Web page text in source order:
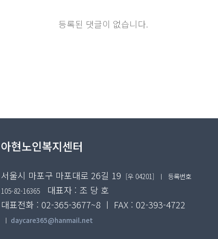
등록된 댓글이 없습니다.
아현노인복지센터
서울시 마포구 마포대로 26길 19 [우 04201]
ㅣ 등록번호
105-82-16365
대표자 : 조 당 호
대표전화 : 02-365-3677~8 ㅣ FAX : 02-393-4722
ㅣ daycare365@hanmail.net